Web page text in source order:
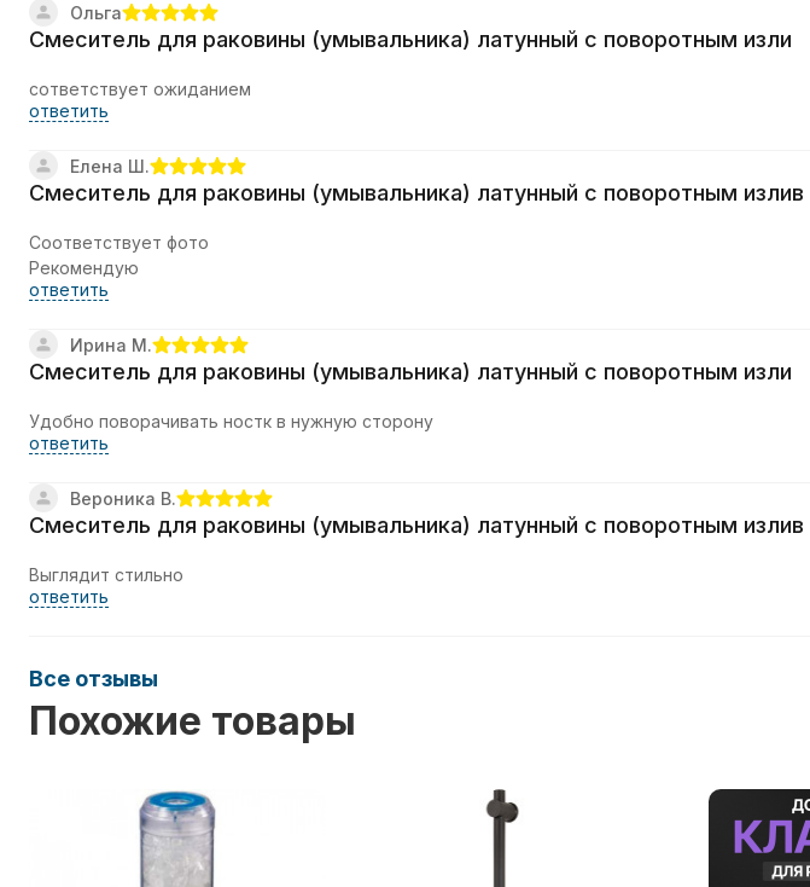
Ольга
Смеситель для раковины (умывальника) латунный с поворотным изли
сответствует ожиданием
ответить
Елена Ш.
Смеситель для раковины (умывальника) латунный с поворотным излив
Соответствует фото
Рекомендую
ответить
Ирина М.
Смеситель для раковины (умывальника) латунный с поворотным изли
Удобно поворачивать ностк в нужную сторону
ответить
Вероника В.
Смеситель для раковины (умывальника) латунный с поворотным излив
Выглядит стильно
ответить
Все отзывы
Похожие товары